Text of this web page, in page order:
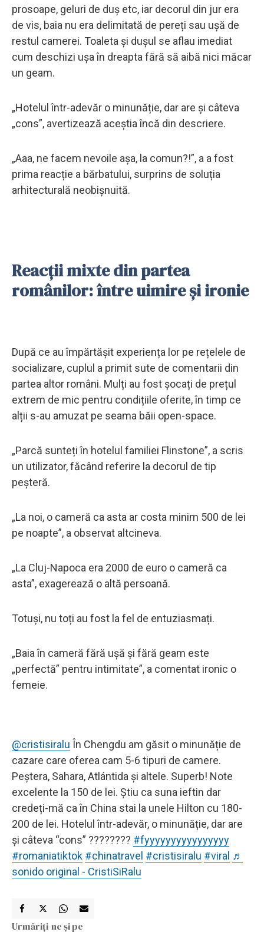
prosoape, geluri de duș etc, iar decorul din jur era
de vis, baia nu era delimitată de pereți sau ușă de
restul camerei. Toaleta și dușul se aflau imediat
cum deschizi ușa în dreapta fără să aibă nici măcar
un geam.
„Hotelul într-adevăr o minunăție, dar are și câteva
„cons”, avertizează aceștia încă din descriere.
„Aaa, ne facem nevoile așa, la comun?!”, a a fost
prima reacție a bărbatului, surprins de soluția
arhitecturală neobișnuită.
Reacții mixte din partea
românilor: între uimire și ironie
După ce au împărtășit experiența lor pe rețelele de
socializare, cuplul a primit sute de comentarii din
partea altor români. Mulți au fost șocați de prețul
extrem de mic pentru condițiile oferite, în timp ce
alții s-au amuzat pe seama băii open-space.
„Parcă sunteți în hotelul familiei Flinstone”, a scris
un utilizator, făcând referire la decorul de tip
peșteră.
„La noi, o cameră ca asta ar costa minim 500 de lei
pe noapte”, a observat altcineva.
„La Cluj-Napoca era 2000 de euro o cameră ca
asta”, exagerează o altă persoană.
Totuși, nu toți au fost la fel de entuziasmați.
„Baia în cameră fără ușă și fără geam este
„perfectă” pentru intimitate”, a comentat ironic o
femeie.
@cristisiralu În Chengdu am găsit o minunăție de
cazare care oferea cam 5-6 tipuri de camere.
Peștera, Sahara, Atlántida și altele. Superb! Note
excelente la 150 de lei. Știu ca suna ieftin dar
credeți-mă ca în China stai la unele Hilton cu 180-
200 de lei. Hotelul într-adevăr, o minunăție, dar are
și câteva “cons” ???????? #fyyyyyyyyyyyyyyyy
#romaniatiktok #chinatravel #cristisiralu #viral ♬
sonido original - CristiSiRalu
Urmăriți-ne și pe